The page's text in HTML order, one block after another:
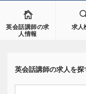
英会話講師の求
人情報
求人
英会話講師の求人を探